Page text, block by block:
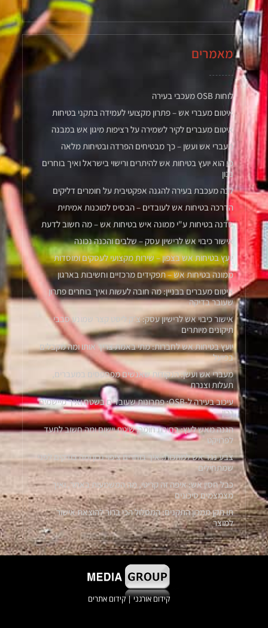
מאמרים
לוחות OSB מעכבי בעירה
איטום מעברי אש – פתרון מקצועי לעמידה בתקני בטיחות
איטום מעברים לקיר לשמירה על רציפות מיגון אש במבנה
מעברי אש ועשן – כך מבטיחים הפרדה ובטיחות מלאה
מי הוא יועץ בטיחות אש להיתרים ורישוי בישראל ואיך בוחרים
נכון
לכה מעכבת בעירה להגנה אפקטיבית על חומרים דליקים
הדרכה בטיחות אש לעובדים – הבסיס למוכנות אמיתית
סדנה בטיחות ע"י ממונה איש בטיחות אש – מה חשוב לדעת
אישור כיבוי אש לרישיון עסק – שלבים והכנה נכונה
יועץ בטיחות אש בצפון – שירות מקצועי לעסקים ומוסדות
ממונה בטיחות אש – תפקידים מרכזיים וחשיבות בארגון
איטום מעברים בבניין: מה חובה לעשות ואיך בוחרים פתרון
שעובר בדיקה
אישור כיבוי אש לרישיון עסק: צ’ק ליסט קצר שמונע סבבי
תיקונים מיותרים
יועץ בטיחות אש לחברות: מתי באמת צריך אותו ומה מקבלים
בפועל
מעברי אש ועשן: הנקודות שאנשים מפספסים במעברים,
תעלות וצנרת
עיכוב בעירה ל-OSB: פתרונות שעובדים בשטח ואיך מיישמים
נכון
הגנה מאש לעץ: בחירת חומר, שיטת יישום ומה חשוב לתעד
לפרויקט
צבע נגד אש למתכות: איך בוחרים ציפוי נכון ומה בודקים לפני
שמתחילים
כבל חסין אש: איפה זה קריטי, מה המשמעות באתר, ואיך
מצמצמים סיכונים
תו תקן ממכון התקנים: המסלול הכי ברור להוצאת אישור
למוצר
קידום אורגני|קידום אתרים